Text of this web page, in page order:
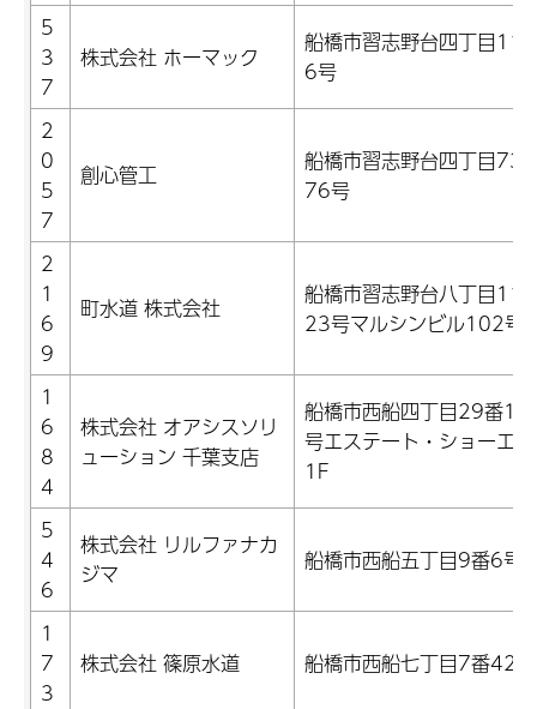
5
3
7
株式会社 ホーマック
船橋市習志野台四丁目11
6号
2
0
5
7
創心管工
船橋市習志野台四丁目73
76号
2
1
6
9
町水道 株式会社
船橋市習志野台八丁目11
23号マルシンビル102号
1
6
8
4
株式会社 オアシスソリ
ューション 千葉支店
船橋市西船四丁目29番16
号エステート・ショーエー
1F
5
4
6
株式会社 リルファナカ
ジマ
船橋市西船五丁目9番6号
1
7
3
株式会社 篠原水道 船橋市西船七丁目7番42号